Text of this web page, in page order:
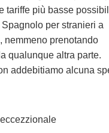
tariffe più basse
per stranieri a
nemmeno prenotando
qualunque altra parte.
addebitiamo alcuna